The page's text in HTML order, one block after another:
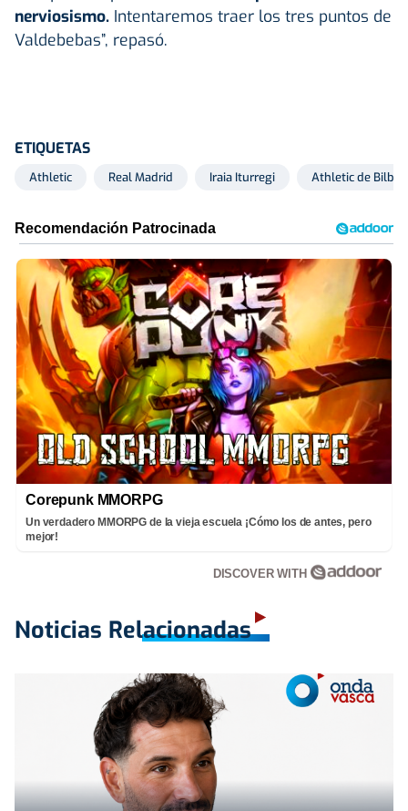
nerviosismo. Intentaremos traer los tres puntos de
Valdebebas”, repasó.
ETIQUETAS
Athletic Real Madrid Iraia Iturregi Athletic de Bilbao
Corepunk MMORPG
Un verdadero MMORPG de la vieja escuela ¡Cómo los de antes, pero
mejor!
DISCOVER WITH
Noticias Relacionadas